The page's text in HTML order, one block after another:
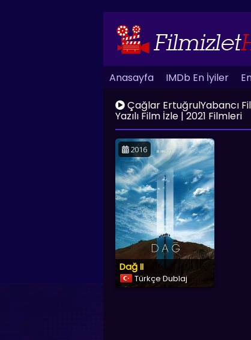
Anasayfa IMDb En İyiler
Çağlar ErtuğrulYabancı
Yazılı Film İzle | 2021 Filmleri
2016
Dağ II
Türkçe Dublaj